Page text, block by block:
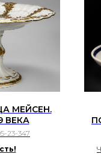
МЕЙСЕН.
ВЕКА
23-347